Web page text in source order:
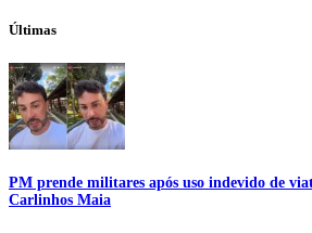
Últimas
PM prende militares após uso indevido de
Carlinhos Maia